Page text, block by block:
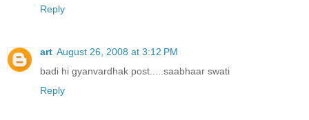
Reply
art August 26, 2008 at 3:12 PM
badi hi gyanvardhak post.....saabhaar swati
Reply